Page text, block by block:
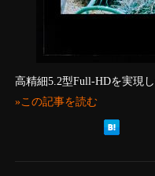
高精細5.2型Full-HDを実現
»この記事を読む